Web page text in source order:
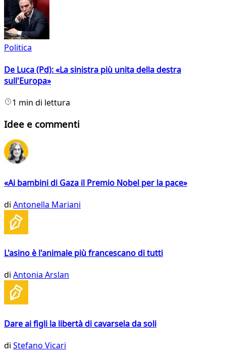
Politica
De Luca (Pd): «La sinistra più unita della destra
sull'Europa»
1 min di lettura
Idee e commenti
«Ai bambini di Gaza il Premio Nobel per la pace»
di Antonella Mariani
L'asino è l'animale più francescano di tutti
di Antonia Arslan
Dare ai figli la libertà di cavarsela da soli
di Stefano Vicari